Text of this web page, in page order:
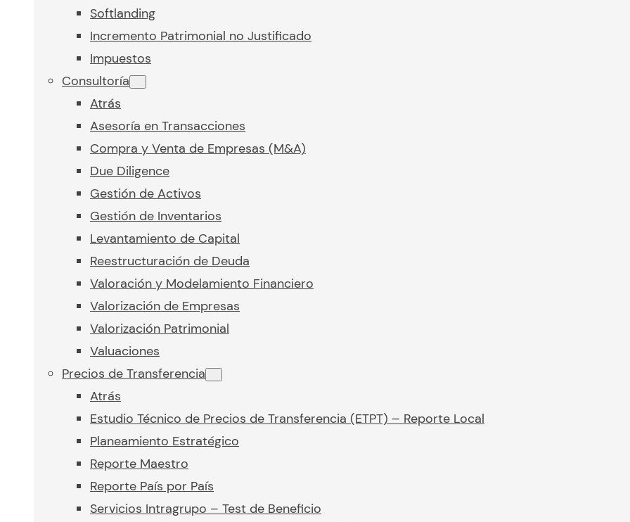
Softlanding
Incremento Patrimonial no Justificado
Impuestos
Consultoría
Atrás
Asesoría en Transacciones
Compra y Venta de Empresas (M&A)
Due Diligence
Gestión de Activos
Gestión de Inventarios
Levantamiento de Capital
Reestructuración de Deuda
Valoración y Modelamiento Financiero
Valorización de Empresas
Valorización Patrimonial
Valuaciones
Precios de Transferencia
Atrás
Estudio Técnico de Precios de Transferencia (ETPT) – Reporte Local
Planeamiento Estratégico
Reporte Maestro
Reporte País por País
Servicios Intragrupo – Test de Beneficio